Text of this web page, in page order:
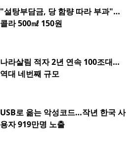
"설탕부담금, 당 함량 따라 부과"…
콜라 500㎖ 150원
나라살림 적자 2년 연속 100조대…
역대 네번째 규모
USB로 옮는 악성코드…작년 한국 사
용자 919만명 노출